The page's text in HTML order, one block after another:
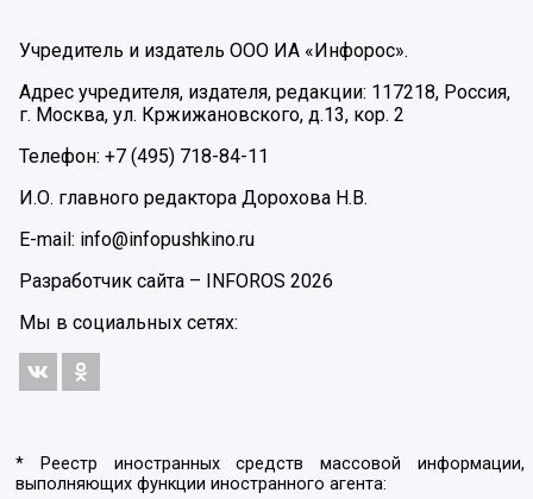
Учредитель и издатель ООО ИА «Инфорос».
Адрес учредителя, издателя, редакции: 117218, Россия,
г. Москва, ул. Кржижановского, д.13, кор. 2
Телефон: +7 (495) 718-84-11
И.О. главного редактора Дорохова Н.В.
E-mail: info@infopushkino.ru
Разработчик сайта – INFOROS 2026
Мы в социальных сетях:
* Реестр иностранных средств массовой информации,
выполняющих функции иностранного агента: